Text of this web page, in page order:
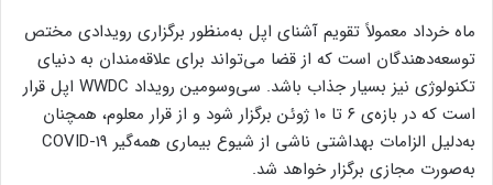
ماه خرداد معمولاً تقویم آشنای اپل به‌منظور برگزاری رویدادی مختص
توسعه‌دهندگان است که از قضا می‌تواند برای علاقه‌مندان به دنیای
تکنولوژی نیز بسیار جذاب باشد. سی‌وسومین رویداد WWDC اپل قرار
است که در بازه‌ی ۶ تا ۱۰ ژوئن برگزار شود و از قرار معلوم، همچنان
به‌دلیل الزامات بهداشتی ناشی از شیوع بیماری همه‌گیر COVID-19
به‌صورت مجازی برگزار خواهد شد.